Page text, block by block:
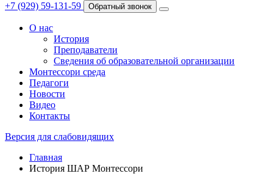
+7 (929) 59-131-59
Обратный звонок
О нас
История
Преподаватели
Сведения об образовательной организации
Монтессори среда
Педагоги
Новости
Видео
Контакты
Версия для слабовидящих
Главная
История ШАР Монтессори